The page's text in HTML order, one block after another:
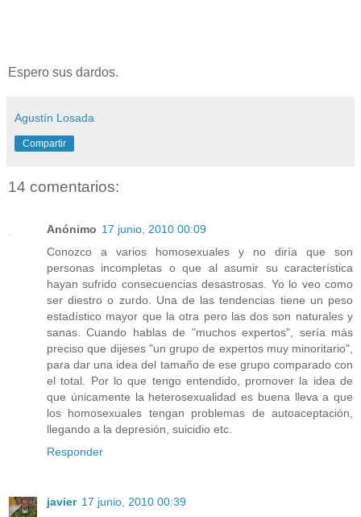
Espero sus dardos.
Agustín Losada
Compartir
14 comentarios:
Anónimo 17 junio, 2010 00:09
Conozco a varios homosexuales y no diría que son
personas incompletas o que al asumir su característica
hayan sufrido consecuencias desastrosas. Yo lo veo como
ser diestro o zurdo. Una de las tendencias tiene un peso
estadístico mayor que la otra pero las dos son naturales y
sanas. Cuando hablas de "muchos expertos", sería más
preciso que dijeses "un grupo de expertos muy minoritario",
para dar una idea del tamaño de ese grupo comparado con
el total. Por lo que tengo entendido, promover la idea de
que únicamente la heterosexualidad es buena lleva a que
los homosexuales tengan problemas de autoaceptación,
llegando a la depresión, suicidio etc.
Responder
javier 17 junio, 2010 00:39